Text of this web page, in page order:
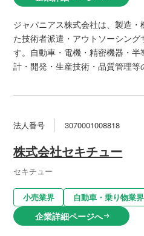
ジャパニアス株式会社は、製造
た技術者派遣・アウトソーシン
す。自動車・電機・精密機器・
計・開発・生産技術・品質管理等
法人番号 3070001008818
株式会社セキチュー
セキチュー
小売業界 自動車・乗り物業界
企業詳細ページへarrow_right_alt